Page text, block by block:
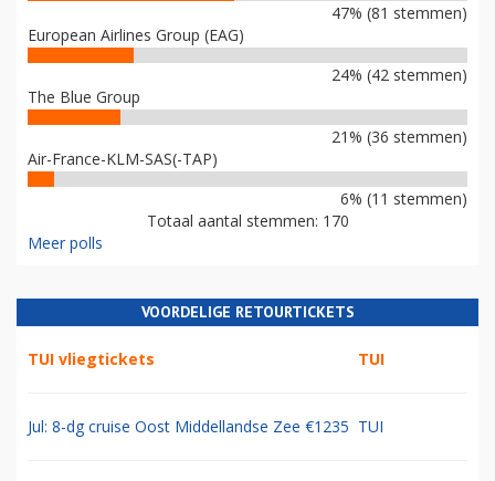
47% (81 stemmen)
European Airlines Group (EAG)
24% (42 stemmen)
The Blue Group
21% (36 stemmen)
Air-France-KLM-SAS(-TAP)
6% (11 stemmen)
Totaal aantal stemmen: 170
Meer polls
VOORDELIGE RETOURTICKETS
TUI vliegtickets TUI
Jul: 8-dg cruise Oost Middellandse Zee €1235 TUI